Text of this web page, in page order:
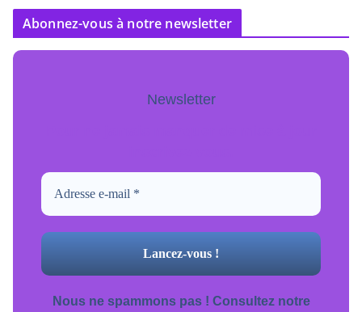
Abonnez-vous à notre newsletter
Newsletter
Nous ne spammons pas ! Consultez notre